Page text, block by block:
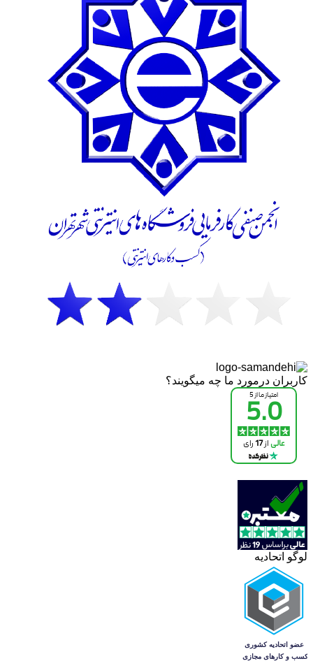
کاربران درمورد ما چه میگویند؟
لوگو اتحادیه